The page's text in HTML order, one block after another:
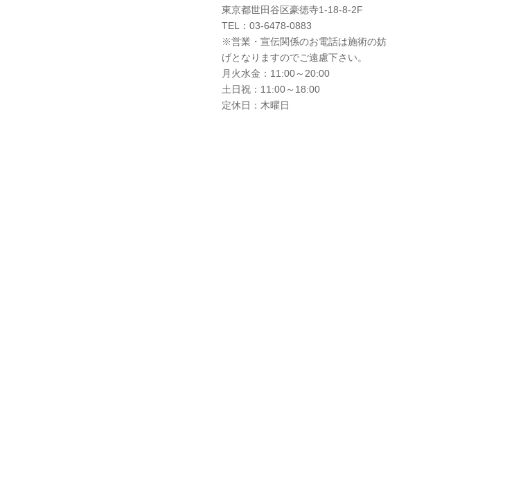
東京都世田谷区豪徳寺1-18-8-2F
TEL：03-6478-0883
※営業・宣伝関係のお電話は施術の妨
げとなりますのでご遠慮下さい。
月火水金：11:00～20:00
土日祝：11:00～18:00
定休日：木曜日